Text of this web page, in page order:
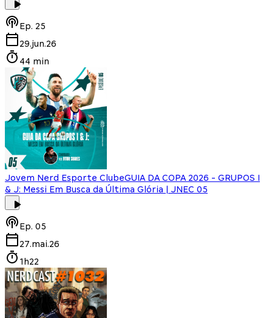
Ep. 25
29.jun.26
44 min
Jovem Nerd Esporte ClubeGUIA DA COPA 2026 - GRUPOS I
& J: Messi Em Busca da Última Glória | JNEC 05
Ep. 05
27.mai.26
1h22